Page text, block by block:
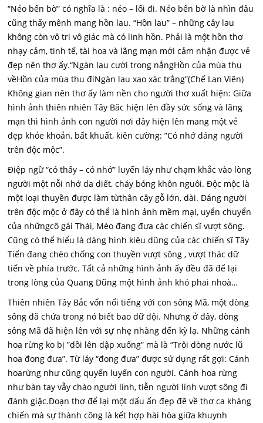
“Nẻo bến bờ” có nghĩa là : nẻo – lối đi. Nẻo bến bờ là nhìn đâu
cũng thấy mênh mang hồn lau. “Hồn lau” – những cây lau
không còn vô tri vô giác mà có linh hồn. Phải là một hồn thơ
nhạy cảm, tinh tế, tài hoa và lãng mạn mới cảm nhận được vẻ
đẹp nên thơ ấy.“Ngàn lau cười trong nắngHồn của mùa thu
vềHồn của mùa thu điNgàn lau xao xác trắng”(Chế Lan Viên)
Không gian nên thơ ấy làm nền cho người thơ xuất hiện: Giữa
hình ảnh thiên nhiên Tây Băc hiện lên đầy sức sống và lãng
mạn thì hình ảnh con người nơi đây hiện lên mang một vẻ
đẹp khỏe khoắn, bất khuất, kiên cường: ”Có nhớ dáng người
trên độc mộc”.
Điệp ngữ “có thấy – có nhớ” luyến láy như chạm khắc vào lòng
người một nỗi nhớ da diết, cháy bỏng khôn nguôi. Độc mộc là
một loại thuyền được làm từthân cây gỗ lớn, dài. Dáng người
trên độc mộc ở đây có thể là hình ảnh mềm mại, uyển chuyển
của nhữngcô gái Thái, Mèo đang đưa các chiến sĩ vượt sông.
Cũng có thể hiểu là dáng hình kiêu dũng của các chiến sĩ Tây
Tiến đang chèo chống con thuyền vượt sông , vượt thác dữ
tiến về phía trước. Tất cả những hình ảnh ấy đều đã để lại
trong lòng của Quang Dũng một hình ảnh khó phai nhoà…
Thiên nhiên Tây Bắc vốn nổi tiếng với con sông Mã, một dòng
sông đã chứa trong nó biết bao dữ dội. Nhưng ở đây, dòng
sông Mã đã hiện lên với sự nhẹ nhàng đến kỳ lạ. Những cánh
hoa rừng ko bị ”dồi lên dập xuống” mà là “Trôi dòng nước lũ
hoa đong đưa”. Từ láy “đong đưa” được sử dụng rất gợi: Cánh
hoarừng như cũng quyến luyến con người. Cánh hoa rừng
như bàn tay vẫy chào người lính, tiễn người lính vượt sông đi
đánh giặc.Đoạn thơ để lại một dấu ấn đẹp đẽ về thơ ca kháng
chiến mà sự thành công là kết hợp hài hòa giữa khuynh